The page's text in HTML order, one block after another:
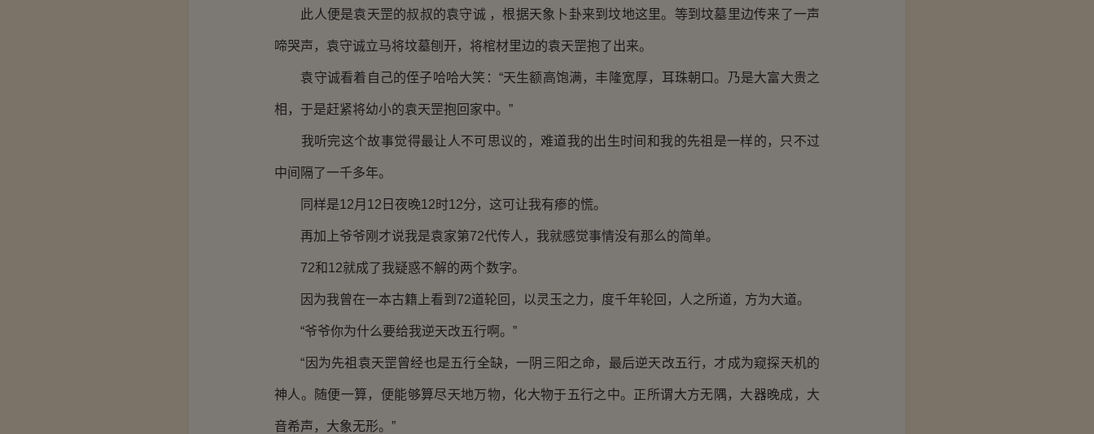
此人便是袁天罡的叔叔的袁守诚 ，根据天象卜卦来到坟地这里。等到坟墓里边传来了一声
啼哭声，袁守诚立马将坟墓刨开，将棺材里边的袁天罡抱了出来。
袁守诚看着自己的侄子哈哈大笑：“天生额高饱满，丰隆宽厚，耳珠朝口。乃是大富大贵之
相，于是赶紧将幼小的袁天罡抱回家中。”
我听完这个故事觉得最让人不可思议的，难道我的出生时间和我的先祖是一样的，只不过
中间隔了一千多年。
同样是12月12日夜晚12时12分，这可让我有瘆的慌。
再加上爷爷刚才说我是袁家第72代传人，我就感觉事情没有那么的简单。
72和12就成了我疑惑不解的两个数字。
因为我曾在一本古籍上看到72道轮回，以灵玉之力，度千年轮回，人之所道，方为大道。
“爷爷你为什么要给我逆天改五行啊。”
“因为先祖袁天罡曾经也是五行全缺，一阴三阳之命，最后逆天改五行，才成为窥探天机的
神人。随便一算，便能够算尽天地万物，化大物于五行之中。正所谓大方无隅，大器晚成，大
音希声，大象无形。”